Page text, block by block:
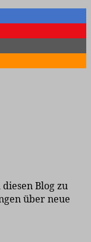
Blog zu
über neue